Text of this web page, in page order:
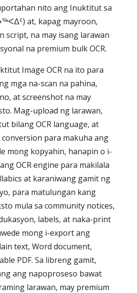
nito ang Inuktitut sa
at, kapag mayroon,
script, na may isang larawan
na premium bulk OCR.
Image OCR na ito para
mga na-scan na pahina,
at screenshot na may
Mag-upload ng larawan,
bilang OCR language, at
para makuha ang
mong kopyahin, hanapin o i-
OCR engine para makilala
at karaniwang gamit ng
para matulungan kang
mula sa community notices,
labels, at naka-print
mong i-export ang
text, Word document,
PDF. Sa libreng gamit,
ang napoproseso bawat
larawan, may premium